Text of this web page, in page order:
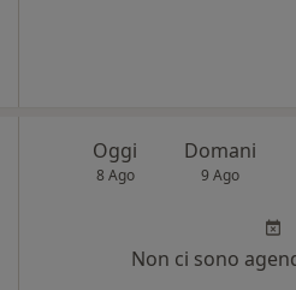
Oggi
8 Ago
Domani
9 Ago
Non ci sono